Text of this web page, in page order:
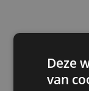
Deze
van